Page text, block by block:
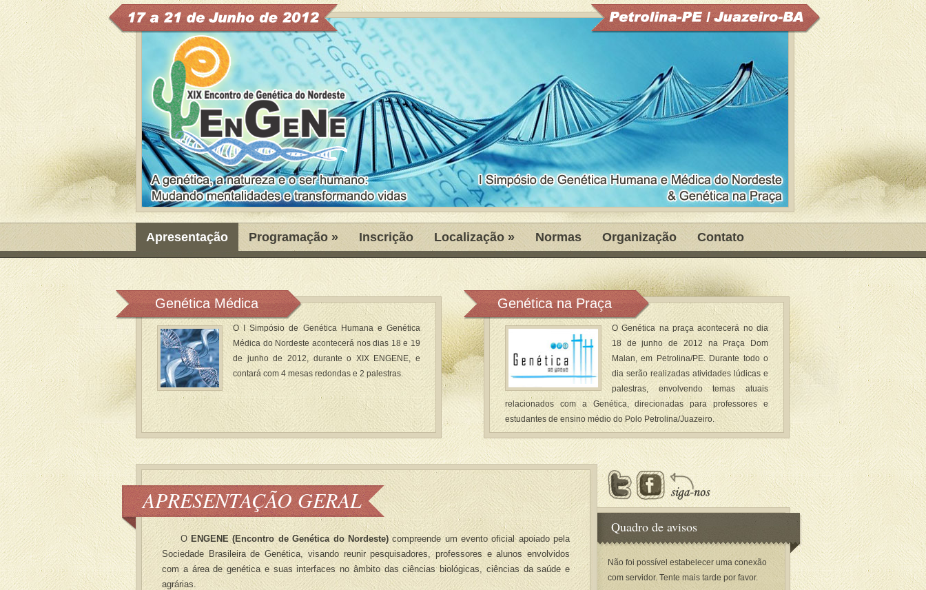
Apresentação Programação » Inscrição Localização » Normas Organização Contato
Genética Médica
O I Simpósio de Genética Humana e Genética
Médica do Nordeste acontecerá nos dias 18 e 19
de junho de 2012, durante o XIX ENGENE, e
contará com 4 mesas redondas e 2 palestras.
Genética na Praça
O Genética na praça acontecerá no dia
18 de junho de 2012 na Praça Dom
Malan, em Petrolina/PE. Durante todo o
dia serão realizadas atividades lúdicas e
palestras, envolvendo temas atuais
relacionados com a Genética, direcionadas para professores e
estudantes de ensino médio do Polo Petrolina/Juazeiro.
APRESENTAÇÃO GERAL
O ENGENE (Encontro de Genética do Nordeste)compreende um evento oficial apoiado pela
Sociedade Brasileira de Genética, visando reunir pesquisadores, professores e alunos envolvidos
com a área de genética e suas interfaces no âmbito das ciências biológicas, ciências da saúde e
agrárias.
Quadro de avisos
Não foi possível estabelecer uma conexão
com servidor. Tente mais tarde por favor.